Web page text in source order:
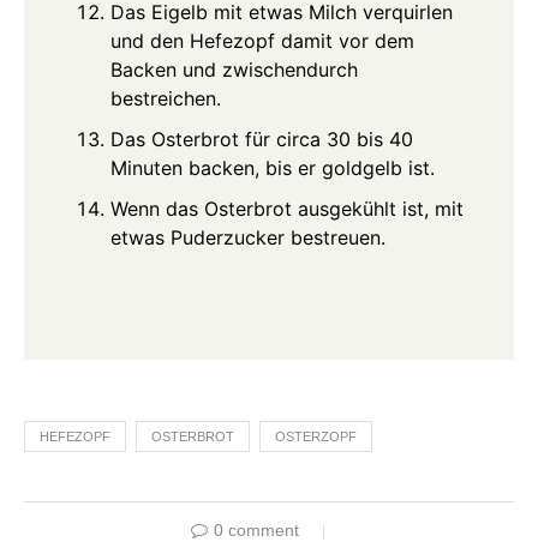
Das Eigelb mit etwas Milch verquirlen
und den Hefezopf damit vor dem
Backen und zwischendurch
bestreichen.
Das Osterbrot für circa 30 bis 40
Minuten backen, bis er goldgelb ist.
Wenn das Osterbrot ausgekühlt ist, mit
etwas Puderzucker bestreuen.
HEFEZOPF OSTERBROT OSTERZOPF
0 comment